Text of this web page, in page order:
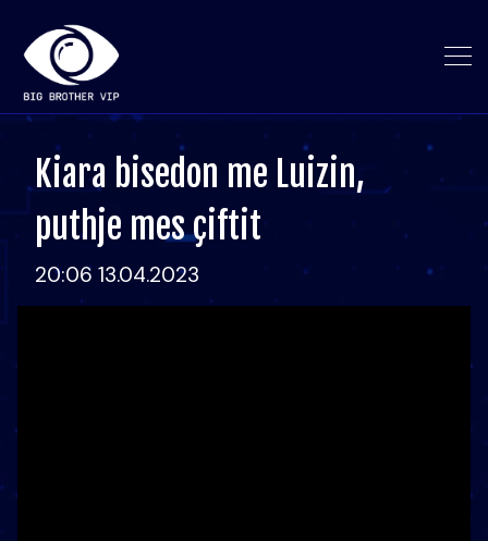
Kiara bisedon me Luizin,
puthje mes çiftit
20:06 13.04.2023